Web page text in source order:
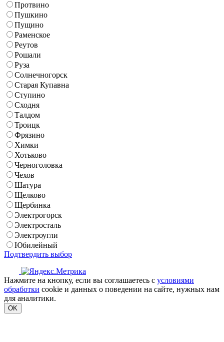
Протвино
Пушкино
Пущино
Раменское
Реутов
Рошали
Руза
Солнечногорск
Старая Купавна
Ступино
Сходня
Талдом
Троицк
Фрязино
Химки
Хотьково
Черноголовка
Чехов
Шатура
Щелково
Щербинка
Электрогорск
Электросталь
Электроугли
Юбилейный
Подтвердить выбор
Нажмите на кнопку, если вы соглашаетесь с условиями
обработки cookie и данных о поведении на сайте, нужных нам
для аналитики.
OK